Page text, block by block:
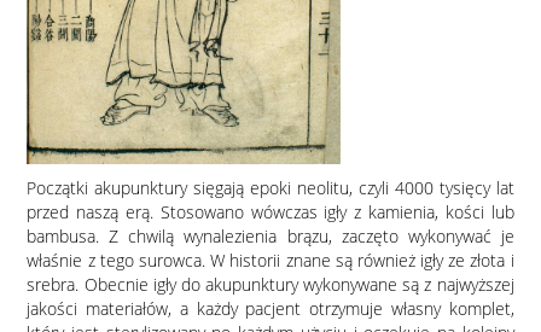
Początki akupunktury sięgają epoki neolitu, czyli 4000 tysięcy lat
przed naszą erą. Stosowano wówczas igły z kamienia, kości lub
bambusa. Z chwilą wynalezienia brązu, zaczęto wykonywać je
właśnie z tego surowca. W historii znane są również igły ze złota i
srebra. Obecnie igły do akupunktury wykonywane są z najwyższej
jakości materiałów, a każdy pacjent otrzymuje własny komplet,